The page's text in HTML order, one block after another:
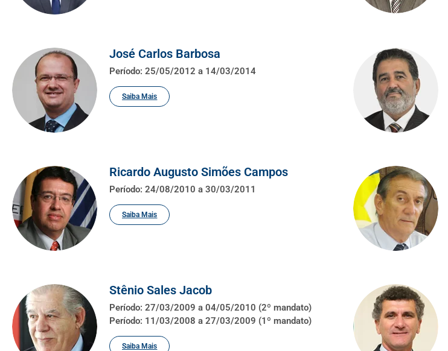
José Carlos Barbosa
Período: 25/05/2012 a 14/03/2014
Saiba Mais
Ricardo Augusto Simões Campos
Período: 24/08/2010 a 30/03/2011
Saiba Mais
Stênio Sales Jacob
Período: 27/03/2009 a 04/05/2010 (2º mandato)
Período: 11/03/2008 a 27/03/2009 (1º mandato)
Saiba Mais